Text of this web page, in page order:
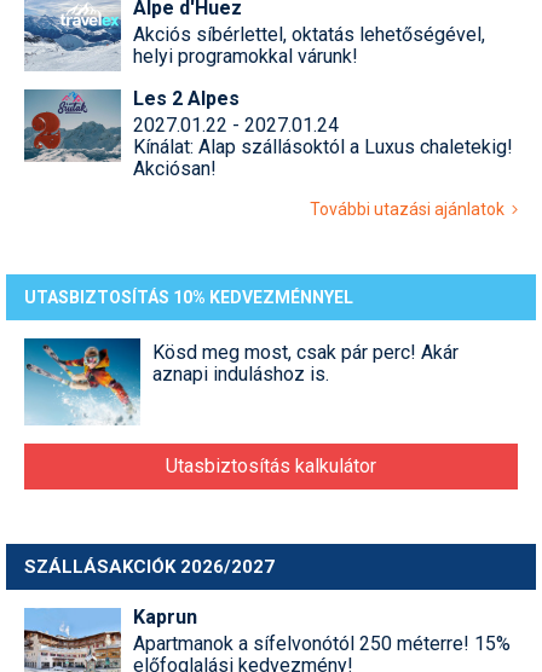
Alpe d'Huez
Akciós síbérlettel, oktatás lehetőségével,
helyi programokkal várunk!
Les 2 Alpes
2027.01.22 - 2027.01.24
Kínálat: Alap szállásoktól a Luxus chaletekig!
Akciósan!
További utazási ajánlatok
UTASBIZTOSÍTÁS 10% KEDVEZMÉNNYEL
Kösd meg most, csak pár perc! Akár
aznapi induláshoz is.
Utasbiztosítás kalkulátor
SZÁLLÁSAKCIÓK 2026/2027
Kaprun
Apartmanok a sífelvonótól 250 méterre! 15%
előfoglalási kedvezmény!